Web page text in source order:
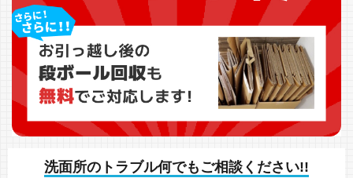
洗面所のトラブル何でもご相談ください!!